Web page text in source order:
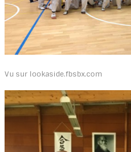
Vu sur lookaside.fbsbx.com